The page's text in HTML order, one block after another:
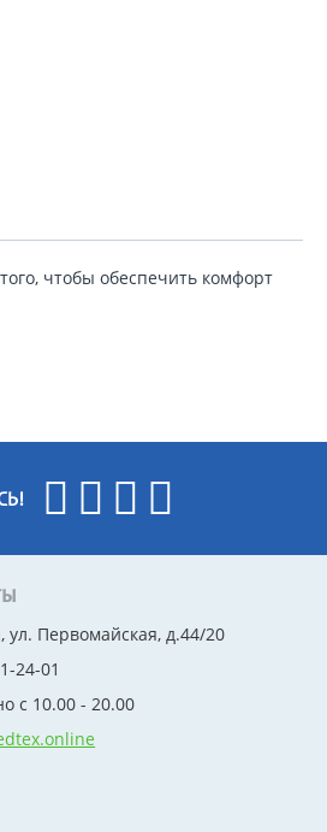
чтобы обеспечить комфорт
ул. Первомайская, д.44/20
24-01
с 10.00 - 20.00